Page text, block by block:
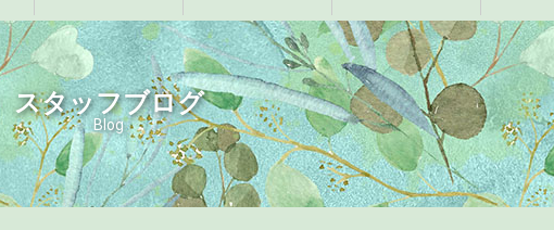
スタッフブログ
Blog